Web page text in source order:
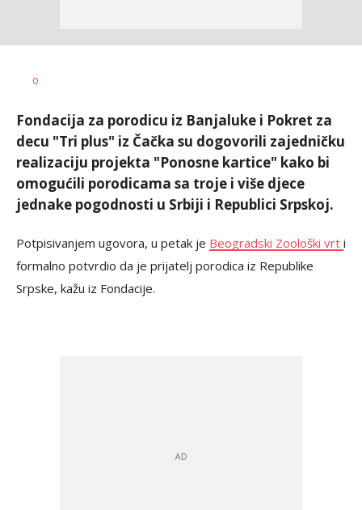
AUTOR
0
Fondacija za porodicu iz Banjaluke i Pokret za
decu "Tri plus" iz Čačka su dogovorili zajedničku
realizaciju projekta "Ponosne kartice" kako bi
omogućili porodicama sa troje i više djece
jednake pogodnosti u Srbiji i Republici Srpskoj.
Potpisivanjem ugovora, u petak je Beogradski Zoološki vrt i
formalno potvrdio da je prijatelj porodica iz Republike
Srpske, kažu iz Fondacije.